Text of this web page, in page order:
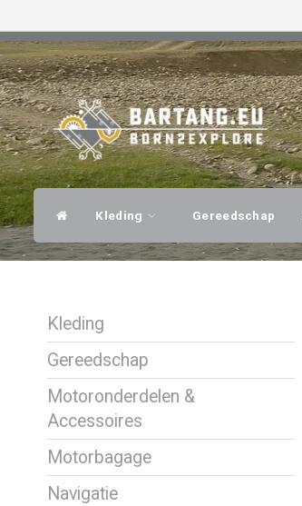
Kleding Gereedschap
Kleding
Gereedschap
Motoronderdelen &
Accessoires
Motorbagage
Navigatie